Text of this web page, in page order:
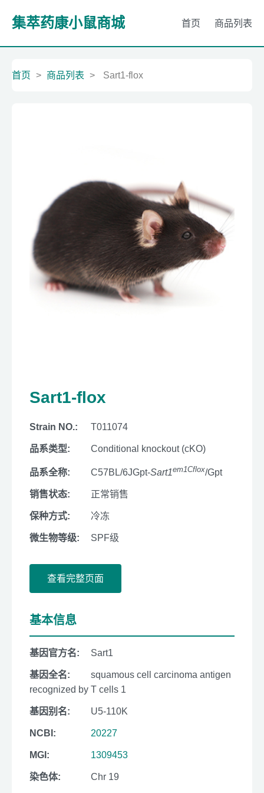
集萃药康小鼠商城 首页 商品列表
首页 > 商品列表 > Sart1-flox
Sart1-flox
Strain NO.: T011074
品系类型: Conditional knockout (cKO)
品系全称: C57BL/6JGpt-Sart1em1Cflox/Gpt
销售状态: 正常销售
保种方式: 冷冻
微生物等级: SPF级
查看完整页面
基本信息
基因官方名: Sart1
基因全名:
squamous cell carcinoma antigen
recognized by T cells 1
基因别名: U5-110K
NCBI: 20227
MGI: 1309453
染色体: Chr 19